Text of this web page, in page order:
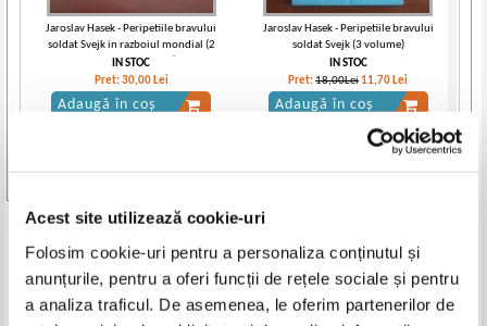
Acest site utilizează cookie-uri
Folosim cookie-uri pentru a personaliza conținutul și
anunțurile, pentru a oferi funcții de rețele sociale și pentru
a analiza traficul. De asemenea, le oferim partenerilor de
Jaroslav Hasek - Peripetiile bravului
soldat Svejk in razboiul mondial (2
volume, Adevarul)
IN STOC
Pret:30,00 Lei
Adaugă în coș
Jaroslav Hasek - Peripetiile bravului
soldat Svejk (3 volume)
IN STOC
Pret:18,00Lei 11,70 Lei
Adaugă în coș
-50% -20%
-30%